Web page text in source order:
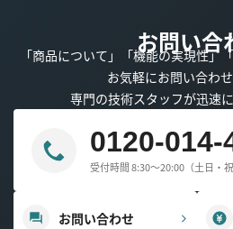
お問い合
「商品について」「機能の実現性」
お気軽にお問い合わせ
専門の技術スタッフが迅速
0120-014-
受付時間 8:30～20:00（土日・祝
お問い合わせ